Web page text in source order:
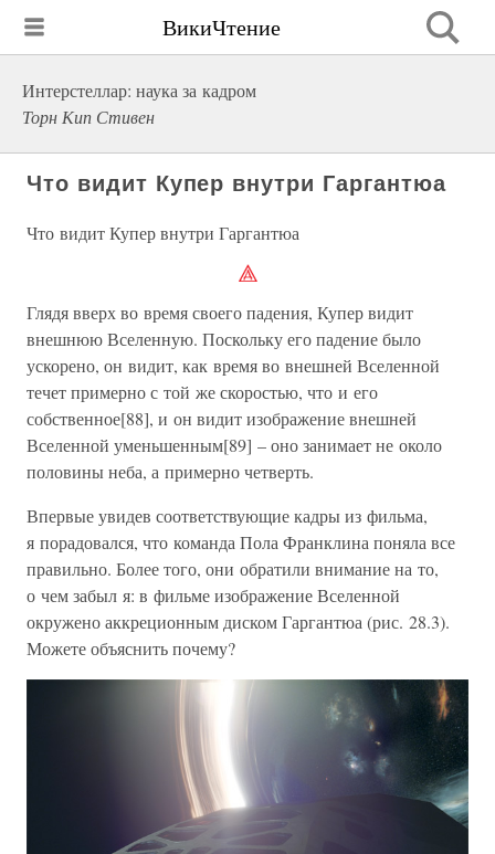
ВикиЧтение
Интерстеллар: наука за кадром
Торн Кип Стивен
Что видит Купер внутри Гаргантюа
Что видит Купер внутри Гаргантюа
Глядя вверх во время своего падения, Купер видит
внешнюю Вселенную. Поскольку его падение было
ускорено, он видит, как время во внешней Вселенной
течет примерно с той же скоростью, что и его
собственное[88], и он видит изображение внешней
Вселенной уменьшенным[89] – оно занимает не около
половины неба, а примерно четверть.
Впервые увидев соответствующие кадры из фильма,
я порадовался, что команда Пола Франклина поняла все
правильно. Более того, они обратили внимание на то,
о чем забыл я: в фильме изображение Вселенной
окружено аккреционным диском Гаргантюа (рис. 28.3).
Можете объяснить почему?